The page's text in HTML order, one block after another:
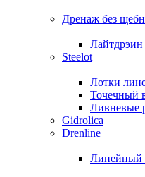
Дренаж без
Лайтдрэин
Steelot
Лотки
Точечный
Ливневые
Gidrolica
Drenline
Линейный